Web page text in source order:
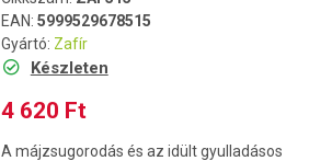
EAN: 5999529678515
Gyártó: Zafír
Készleten
4 620 Ft
A májzsugorodás és az idült gyulladásos